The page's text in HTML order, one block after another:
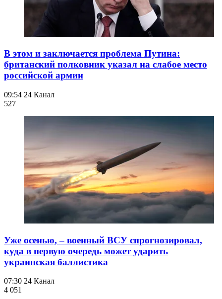
В этом и заключается проблема Путина:
британский полковник указал на слабое место
российской армии
09:54 24 Канал
527
Уже осенью, – военный ВСУ спрогнозировал,
куда в первую очередь может ударить
украинская баллистика
07:30 24 Канал
4 051